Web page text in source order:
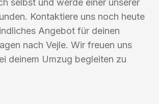
selbst und werde einer unserer
Kontaktiere uns noch heute
Angebot für deinen
nach Vejle. Wir freuen uns
deinem Umzug begleiten zu